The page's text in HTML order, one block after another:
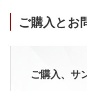
ご購入とお
ご購入、サ